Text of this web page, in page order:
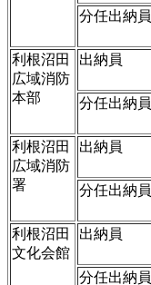
分任出納員
利根沼田
広域消防
本部
出納員
分任出納員
利根沼田
広域消防
署
出納員
分任出納員
利根沼田
文化会館
出納員
分任出納員